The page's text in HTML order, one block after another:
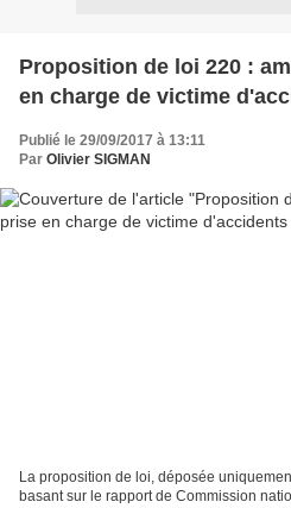
Proposition de loi 220 :
en charge de victime
Publié le 29/09/2017 à 13:11
Par Olivier SIGMAN
La proposition de loi, déposée
basant sur le rapport de Commission